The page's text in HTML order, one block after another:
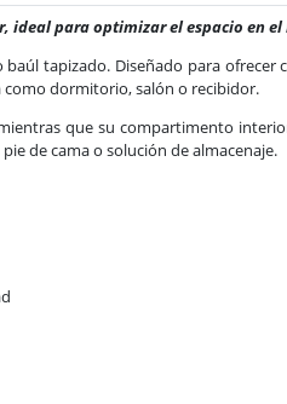
ideal para optimizar el espacio en el
tapizado. Diseñado para
como dormitorio, salón o recibidor.
que su compartimento
de cama o solución de almacenaje.